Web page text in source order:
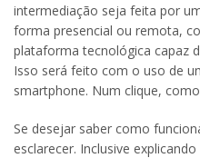
intermediação seja feita por
forma presencial ou remota,
plataforma tecnológica capaz
Isso será feito com o uso de
smartphone. Num clique,
Se desejar saber como
esclarecer. Inclusive